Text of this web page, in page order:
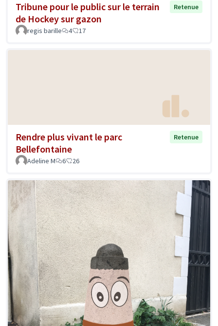
Tribune pour le public sur le terrain
de Hockey sur gazon
Retenue
regis barille 4 17
Rendre plus vivant le parc
Bellefontaine
Retenue
Adeline M 6 26